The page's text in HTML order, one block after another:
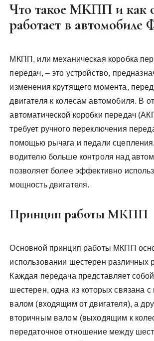
Что такое МКПП и как
работает в автомобиле
МКПП, или механическая коробка
передач, – это устройство,
изменения крутящего момента,
двигателя к колесам автомобиля. В
автоматической коробки передач
требует ручного переключения
помощью рычага и педали
водителю больше контроля над
позволяет более эффективно
мощность двигателя.
Принцип работы МКПП
Основной принцип работы МКПП
использовании шестерен различных
Каждая передача представляет
шестерен, одна из которых связана
валом (входящим от двигателя), а
вторичным валом (выходящим к
передаточное отношение между